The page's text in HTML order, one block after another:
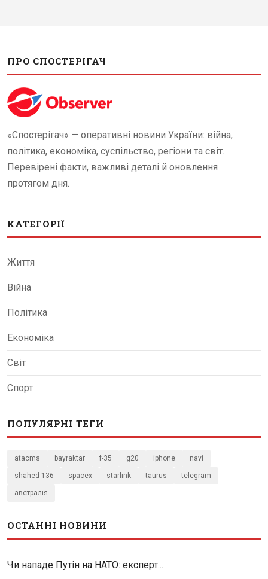
ПРО СПОСТЕРІГАЧ
«Спостерігач» — оперативні новини України: війна,
політика, економіка, суспільство, регіони та світ.
Перевірені факти, важливі деталі й оновлення
протягом дня.
КАТЕГОРІЇ
Життя
Війна
Політика
Економіка
Світ
Спорт
ПОПУЛЯРНІ ТЕГИ
atacms bayraktar f-35 g20 iphone navi
shahed-136 spacex starlink taurus telegram
австралія
ОСТАННІ НОВИНИ
Чи нападе Путін на НАТО: експерт...